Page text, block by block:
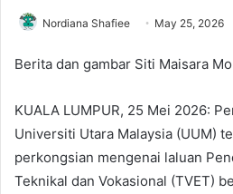
Nordiana Shafiee May 25, 2026
Berita dan gambar Siti Maisara
KUALA LUMPUR, 25 Mei 2026:
Universiti Utara Malaysia (UUM)
perkongsian mengenai laluan
Teknikal dan Vokasional (TVET)